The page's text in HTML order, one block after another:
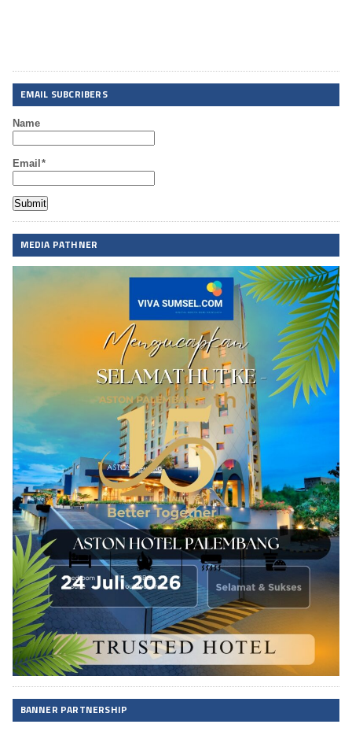
EMAIL SUBCRIBERS
Name
Email*
MEDIA PATHNER
BANNER PARTNERSHIP